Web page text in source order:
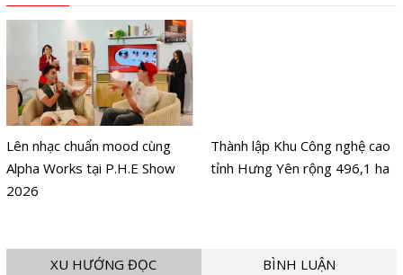
Lên nhạc chuẩn mood cùng
Alpha Works tại P.H.E Show
2026
Thành lập Khu Công nghệ cao
tỉnh Hưng Yên rộng 496,1 ha
XU HƯỚNG ĐỌC BÌNH LUẬN